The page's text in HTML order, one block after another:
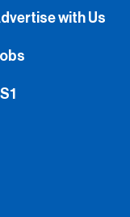
with Us